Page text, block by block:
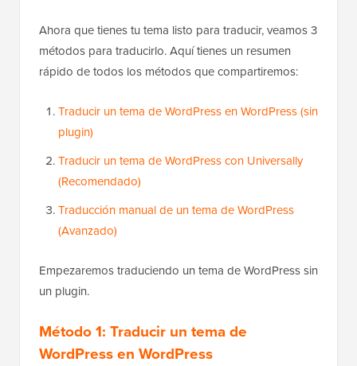
Ahora que tienes tu tema listo para traducir, veamos 3
métodos para traducirlo. Aquí tienes un resumen
rápido de todos los métodos que compartiremos:
Traducir un tema de WordPress en WordPress (sin
plugin)
Traducir un tema de WordPress con Universally
(Recomendado)
Traducción manual de un tema de WordPress
(Avanzado)
Empezaremos traduciendo un tema de WordPress sin
un plugin.
Método 1: Traducir un tema de
WordPress en WordPress